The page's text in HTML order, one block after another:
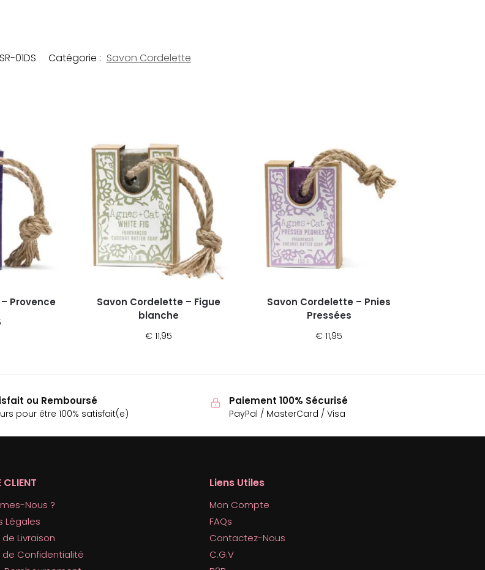
01DS Catégorie : Savon Cordelette
Provence
Savon Cordelette – Figue
blanche
€ 11,95
Savon Cordelette – Pnies
Pressées
€ 11,95
ou Remboursé
pour être 100% satisfait(e)
Paiement 100% Sécurisé
PayPal / MasterCard / Visa
CLIENT
Nous ?
Légales
Livraison
de Confidentialité
Liens Utiles
Mon Compte
FAQs
Contactez-Nous
C.G.V